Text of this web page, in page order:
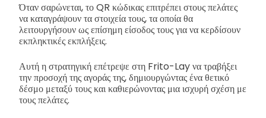
Όταν σαρώνεται, το QR κώδικας επιτρέπει στους πελάτες
να καταγράψουν τα στοιχεία τους, τα οποία θα
λειτουργήσουν ως επίσημη είσοδος τους για να κερδίσουν
εκπληκτικές εκπλήξεις.
Αυτή η στρατηγική επέτρεψε στη Frito-Lay να τραβήξει
την προσοχή της αγοράς της, δημιουργώντας ένα θετικό
δέσμο μεταξύ τους και καθιερώνοντας μια ισχυρή σχέση με
τους πελάτες.